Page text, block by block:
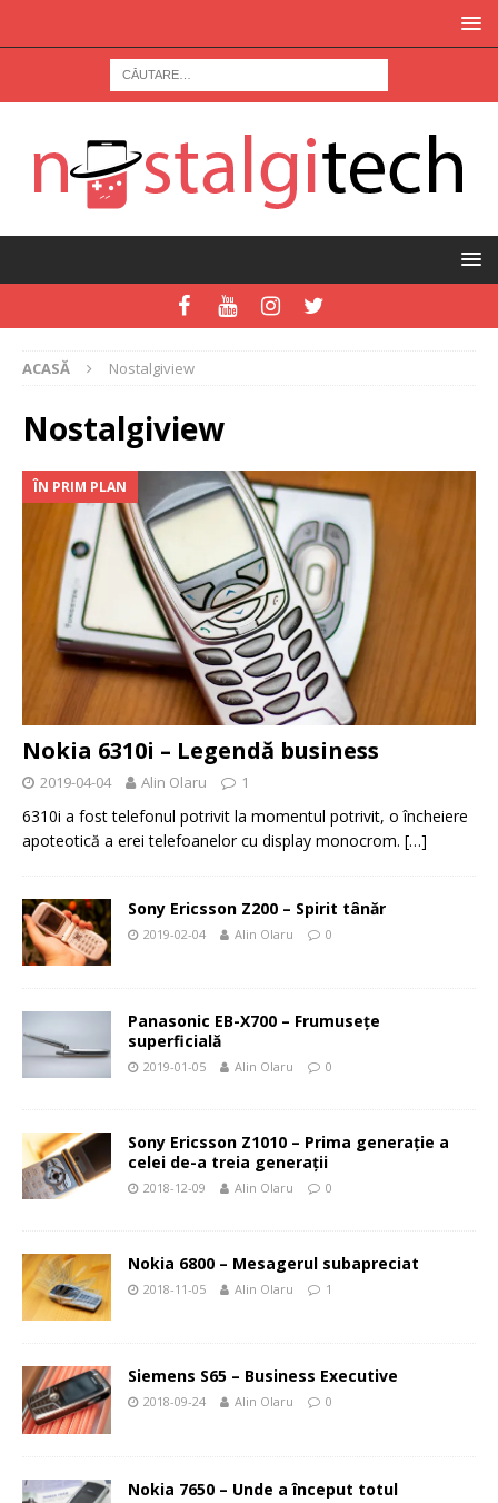
ACASĂ Nostalgiview
Nostalgiview
ÎN PRIM PLAN
Nokia 6310i – Legendă business
2019-04-04 Alin Olaru 1
6310i a fost telefonul potrivit la momentul potrivit, o încheiere
apoteotică a erei telefoanelor cu display monocrom. […]
Sony Ericsson Z200 – Spirit tânăr
2019-02-04 Alin Olaru 0
Panasonic EB-X700 – Frumuseţe
superficială
2019-01-05 Alin Olaru 0
Sony Ericsson Z1010 – Prima generaţie a
celei de-a treia generaţii
2018-12-09 Alin Olaru 0
Nokia 6800 – Mesagerul subapreciat
2018-11-05 Alin Olaru 1
Siemens S65 – Business Executive
2018-09-24 Alin Olaru 0
Nokia 7650 – Unde a început totul